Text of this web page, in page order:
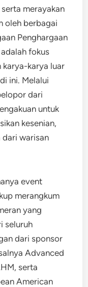
merayakan
oleh berbagai
Penghargaan
fokus
karya-karya luar
ini. Melalui
dari
untuk
kesenian,
dari warisan
event
merangkum
yang
seluruh
dari sponsor
Advanced
serta
American